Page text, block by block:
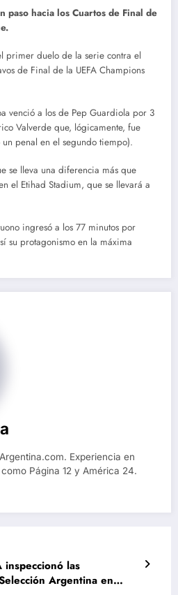
paso hacia los Cuartos de Final de
primer duelo de la serie contra el
de Final de la UEFA Champions
venció a los de Pep Guardiola por 3
Valverde que, lógicamente, fue
penal en el segundo tiempo).
se lleva una diferencia más que
el Etihad Stadium, que se llevará a
ingresó a los 77 minutos por
su protagonismo en la máxima
Experiencia en
Página 12 y América 24.
las
Argentina en